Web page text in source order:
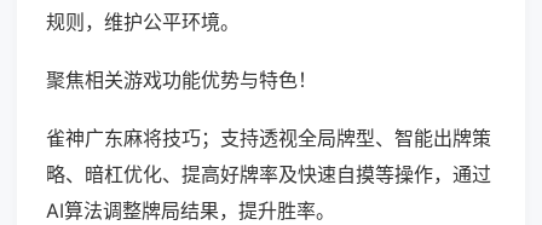
规则，维护公平环境。
聚焦相关游戏功能优势与特色！
雀神广东麻将技巧；支持透视全局牌型、智能出牌策
略、暗杠优化、提高好牌率及快速自摸等操作，通过
AI算法调整牌局结果，提升胜率。